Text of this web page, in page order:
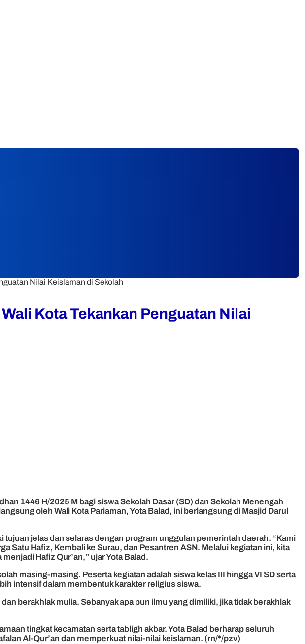
Nilai Keislaman di Sekolah
Kota Tekankan Penguatan Nilai
1446 H/2025 M bagi siswa Sekolah Dasar (SD) dan Sekolah Menengah
oleh Wali Kota Pariaman, Yota Balad, ini berlangsung di Masjid Darul
jelas dan selaras dengan program unggulan pemerintah daerah. “Kami
Satu Hafiz, Kembali ke Surau, dan Pesantren ASN. Melalui kegiatan ini, kita
Hafiz Qur’an,” ujar Yota Balad.
masing-masing. Peserta kegiatan adalah siswa kelas III hingga VI SD serta
intensif dalam membentuk karakter religius siswa.
berakhlak mulia. Sebanyak apa pun ilmu yang dimiliki, jika tidak berakhlak
tingkat kecamatan serta tabligh akbar. Yota Balad berharap seluruh
Al-Qur’an dan memperkuat nilai-nilai keislaman. (rn/*/pzv)